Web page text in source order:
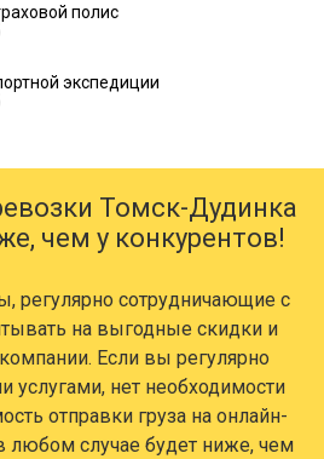
полис
экспедиции
Томск-Дудинка
чем у конкурентов!
регулярно сотрудничающие с
на выгодные скидки и
Если вы регулярно
услугами, нет необходимости
отправки груза на онлайн-
любом случае будет ниже, чем